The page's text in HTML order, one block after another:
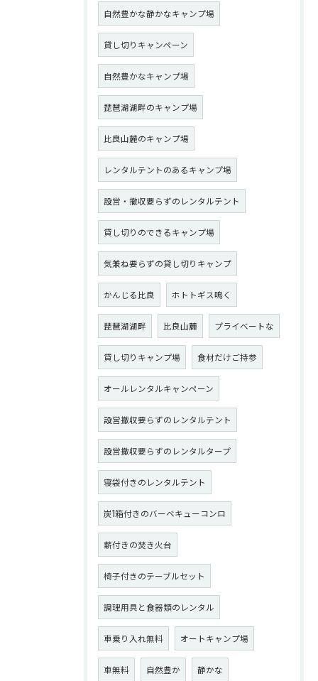
自然豊かな静かなキャンプ場
貸し切りキャンペーン
自然豊かなキャンプ場
琵琶湖湖畔のキャンプ場
比良山麓のキャンプ場
レンタルテントのあるキャンプ場
設営・撤収要らずのレンタルテント
貸し切りのできるキャンプ場
気兼ね要らずの貸し切りキャンプ
かんじる比良 ホトトギス鳴く
琵琶湖湖畔 比良山麓 プライベートな
貸し切りキャンプ場 食材だけご持参
オールレンタルキャンペーン
設営撤収要らずのレンタルテント
設営撤収要らずのレンタルタープ
寝袋付きのレンタルテント
炭1箱付きのバーベキューコンロ
薪付きの焚き火台
椅子付きのテーブルセット
調理用具と食器類のレンタル
車乗り入れ無料 オートキャンプ場
車無料 自然豊か 静かな